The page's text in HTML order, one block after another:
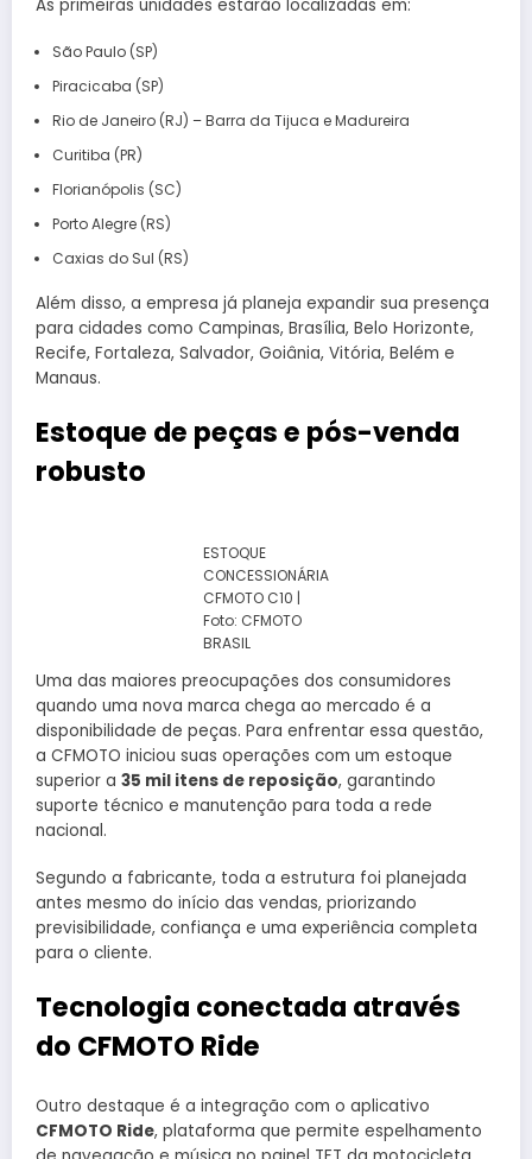
As primeiras unidades estarão localizadas em:
São Paulo (SP)
Piracicaba (SP)
Rio de Janeiro (RJ) – Barra da Tijuca e Madureira
Curitiba (PR)
Florianópolis (SC)
Porto Alegre (RS)
Caxias do Sul (RS)
Além disso, a empresa já planeja expandir sua presença
para cidades como Campinas, Brasília, Belo Horizonte,
Recife, Fortaleza, Salvador, Goiânia, Vitória, Belém e
Manaus.
Estoque de peças e pós-venda
robusto
ESTOQUE
CONCESSIONÁRIA
CFMOTO C10 |
Foto: CFMOTO
BRASIL
Uma das maiores preocupações dos consumidores
quando uma nova marca chega ao mercado é a
disponibilidade de peças. Para enfrentar essa questão,
a CFMOTO iniciou suas operações com um estoque
superior a 35 mil itens de reposição, garantindo
suporte técnico e manutenção para toda a rede
nacional.
Segundo a fabricante, toda a estrutura foi planejada
antes mesmo do início das vendas, priorizando
previsibilidade, confiança e uma experiência completa
para o cliente.
Tecnologia conectada através
do CFMOTO Ride
Outro destaque é a integração com o aplicativo
CFMOTO Ride, plataforma que permite espelhamento